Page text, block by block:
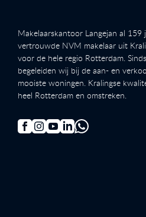
Makelaarskantoor Langejan al 159
vertrouwde NVM makelaar uit
voor de hele regio Rotterdam.
begeleiden wij bij de aan- en
mooiste woningen. Kralingse
heel Rotterdam en omstreken.